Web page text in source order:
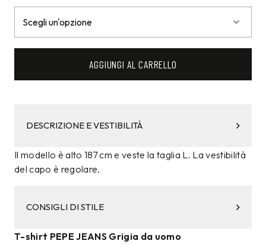
AGGIUNGI AL CARRELLO
DESCRIZIONE E VESTIBILITÀ
Il modello è alto 187 cm e veste la taglia L. La vestibilità
del capo è regolare.
CONSIGLI DI STILE
T-shirt PEPE JEANS Grigia da uomo